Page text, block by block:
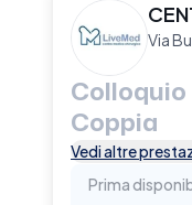
Via
Coppia
Vedi altre
Prima